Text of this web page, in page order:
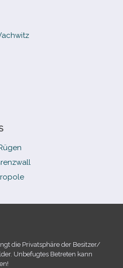
die Privatsphäre der Besitzer/​
Unbefugtes Betreten kann